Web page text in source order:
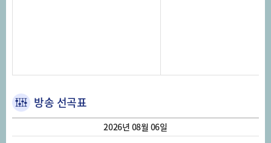
방송 선곡표
2026년 08월 06일